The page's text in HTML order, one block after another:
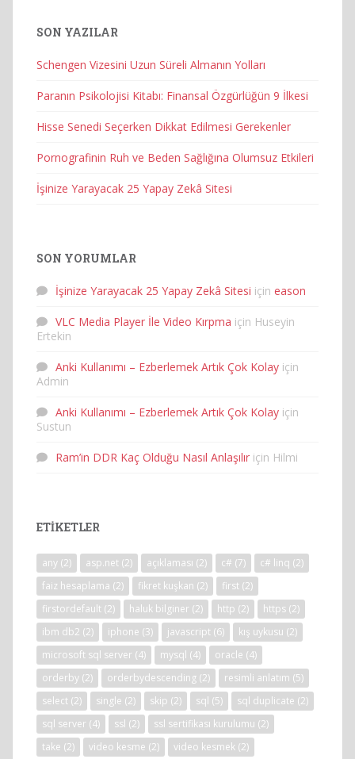
SON YAZILAR
Schengen Vizesini Uzun Süreli Almanın Yolları
Paranın Psikolojisi Kitabı: Finansal Özgürlüğün 9 İlkesi
Hisse Senedi Seçerken Dikkat Edilmesi Gerekenler
Pornografinin Ruh ve Beden Sağlığına Olumsuz Etkileri
İşinize Yarayacak 25 Yapay Zekâ Sitesi
SON YORUMLAR
İşinize Yarayacak 25 Yapay Zekâ Sitesi için eason
VLC Media Player İle Video Kırpma için Huseyin
Ertekin
Anki Kullanımı – Ezberlemek Artık Çok Kolay için
Admin
Anki Kullanımı – Ezberlemek Artık Çok Kolay için
Sustun
Ram’in DDR Kaç Olduğu Nasıl Anlaşılır için Hilmi
ETIKETLER
any (2) asp.net (2) açıklaması (2) c# (7) c# linq (2)
faiz hesaplama (2) fikret kuşkan (2) first (2)
firstordefault (2) haluk bilginer (2) http (2) https (2)
ibm db2 (2) iphone (3) javascript (6) kış uykusu (2)
microsoft sql server (4) mysql (4) oracle (4)
orderby (2) orderbydescending (2) resimli anlatım (5)
select (2) single (2) skip (2) sql (5) sql duplicate (2)
sql server (4) ssl (2) ssl sertifikası kurulumu (2)
take (2) video kesme (2) video kesmek (2)